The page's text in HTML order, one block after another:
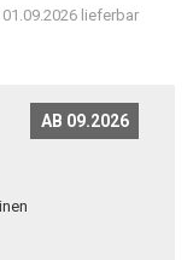
lieferbar
AB 09.2026